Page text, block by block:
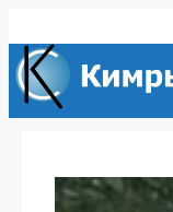
к
содержимому